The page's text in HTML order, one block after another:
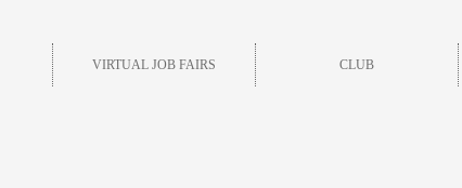
VIRTUAL JOB FAIRS CLUB